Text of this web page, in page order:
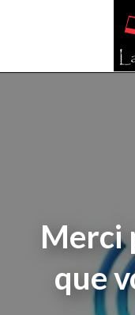
Merci
que